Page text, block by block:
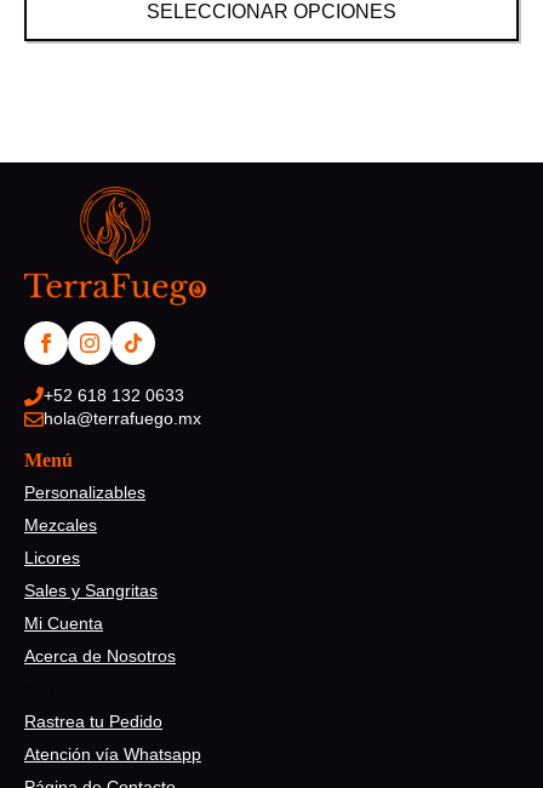
SELECCIONAR OPCIONES
+52 618 132 0633
hola@terrafuego.mx
Menú
Personalizables
Mezcales
Licores
Sales y Sangritas
Mi Cuenta
Acerca de Nosotros
Rastrea tu Pedido
Atención vía Whatsapp